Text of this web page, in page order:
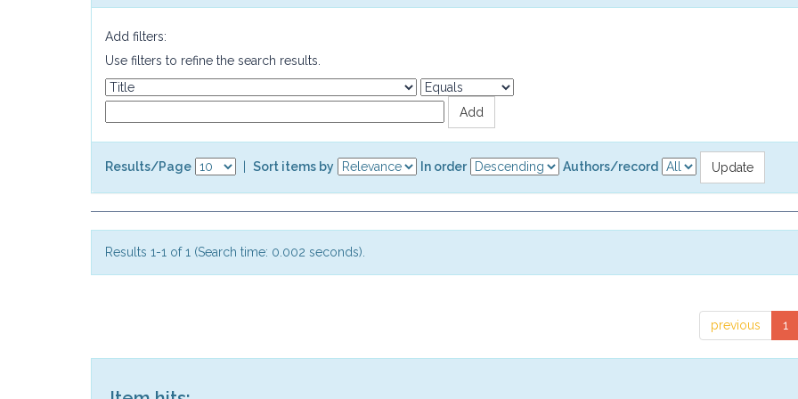
Add filters:
Use filters to refine the search results.
Results/Page Sort items by In order Authors/record
Results 1-1 of 1 (Search time: 0.002 seconds).
previous 1